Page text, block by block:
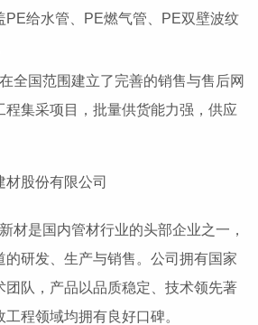
PE给水管、PE燃气管、PE双壁波纹
国范围建立了完善的销售与售后网
程集采项目，批量供货能力强，供应
股份有限公司
是国内管材行业的头部企业之一，
的研发、生产与销售。公司拥有国家
团队，产品以品质稳定、技术领先著
程领域均拥有良好口碑。